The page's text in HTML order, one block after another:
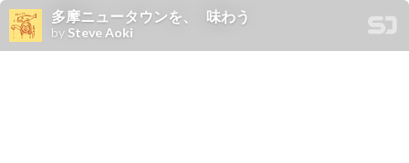
多摩ニュータウンを、 味わう
by Steve Aoki